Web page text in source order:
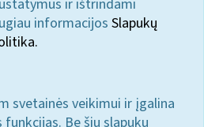
ir ištrindami
informacijos Slapukų
svetainės veikimui ir įgalina
Be šių slapukų